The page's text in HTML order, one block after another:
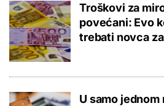
Troškovi za
povećani: Evo
trebati novca
U samo jednom